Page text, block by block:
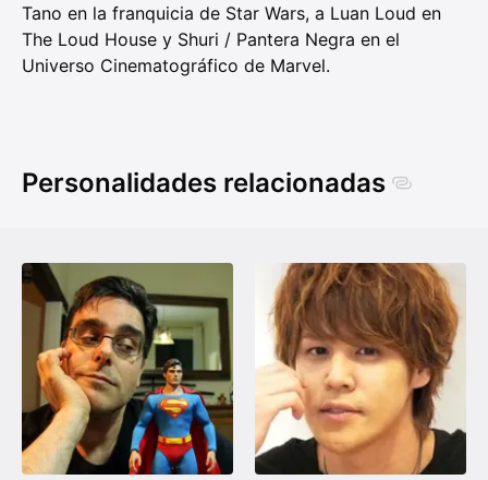
Tano en la franquicia de Star Wars, a Luan Loud en
The Loud House y Shuri / Pantera Negra en el
Universo Cinematográfico de Marvel.
Personalidades relacionadas